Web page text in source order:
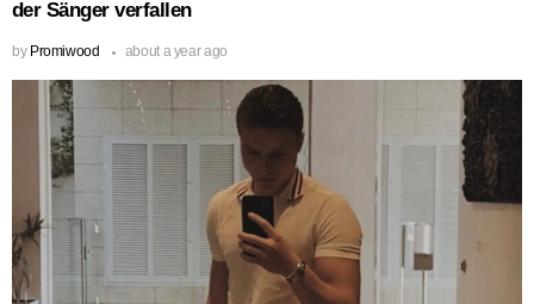
der Sänger verfallen
by Promiwood about a year ago